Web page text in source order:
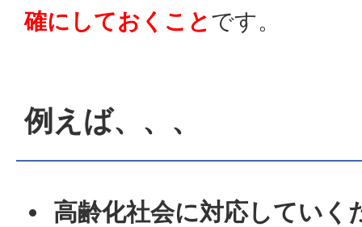
確にしておくことです。
例えば、、、
高齢化社会に対応していく